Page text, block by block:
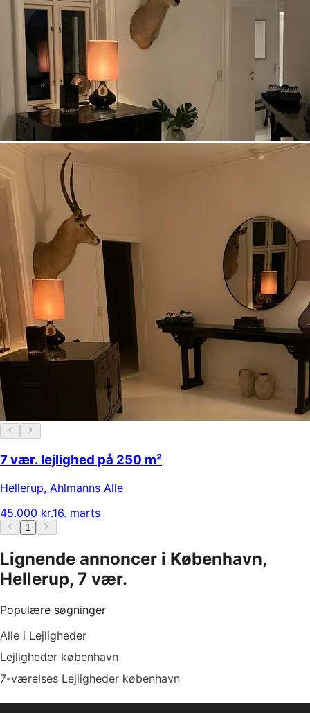
7 vær. lejlighed på 250 m²
Hellerup, Ahlmanns Alle
45.000 kr.16. marts
1
Lignende annoncer i København,
Hellerup, 7 vær.
Populære søgninger
Alle i Lejligheder
Lejligheder københavn
7-værelses Lejligheder københavn